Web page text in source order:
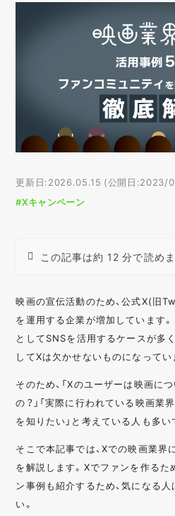
更新日:2026.05.15 (公開日:2023/
#Xキャンペーン
この記事は約 12 分で読め
映画の宣伝活動のため、公式X(旧
を運用する企業が増加しています
としてSNSを活用するケースが多
してXは欠かせないものになってい
そのため、「Xのユーザーは映画に
の？」「実際に行われている映画業
を知りたい」と考えている人も多い
そこで本記事では、Xでの映画業界
を解説します。Xでファンを作る
ン事例も紹介するため、気になる
い。